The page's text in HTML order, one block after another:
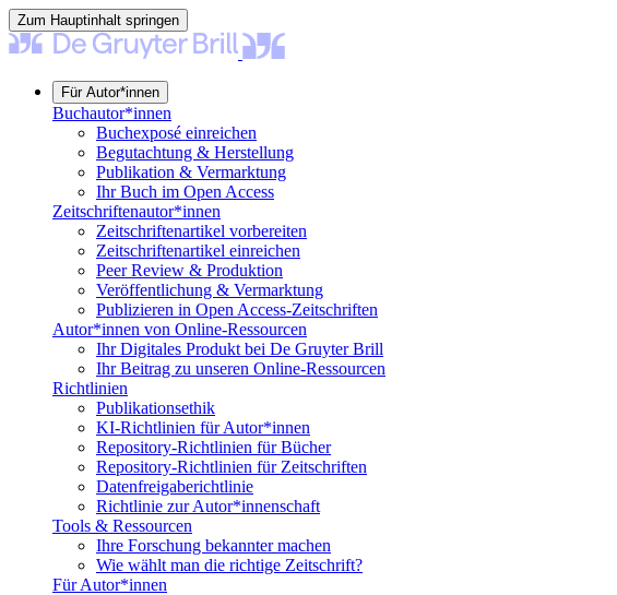
Zum Hauptinhalt springen
Für Autor*innen
Buchautor*innen
Buchexposé einreichen
Begutachtung & Herstellung
Publikation & Vermarktung
Ihr Buch im Open Access
Zeitschriftenautor*innen
Zeitschriftenartikel vorbereiten
Zeitschriftenartikel einreichen
Peer Review & Produktion
Veröffentlichung & Vermarktung
Publizieren in Open Access-Zeitschriften
Autor*innen von Online-Ressourcen
Ihr Digitales Produkt bei De Gruyter Brill
Ihr Beitrag zu unseren Online-Ressourcen
Richtlinien
Publikationsethik
KI-Richtlinien für Autor*innen
Repository-Richtlinien für Bücher
Repository-Richtlinien für Zeitschriften
Datenfreigaberichtlinie
Richtlinie zur Autor*innenschaft
Tools & Ressourcen
Ihre Forschung bekannter machen
Wie wählt man die richtige Zeitschrift?
Für Autor*innen